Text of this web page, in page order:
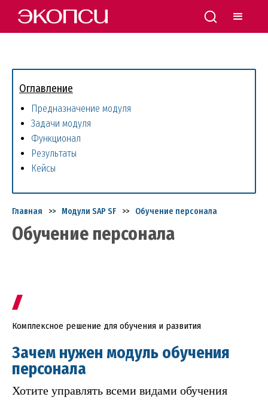
Оглавление
Предназначение модуля
Задачи модуля
Функционал
Результаты
Кейсы
Главная >> Модули SAP SF >> Обучение персонала
Обучение персонала
Комплексное решение для обучения и развития
Зачем нужен модуль обучения
персонала
Хотите управлять всеми видами обучения